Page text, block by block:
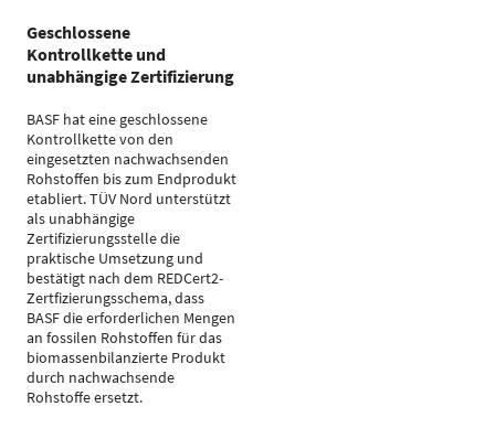
Geschlossene
Kontrollkette und
unabhängige Zertifizierung
BASF hat eine geschlossene
Kontrollkette von den
eingesetzten nachwachsenden
Rohstoffen bis zum Endprodukt
etabliert. TÜV Nord unterstützt
als unabhängige
Zertifizierungsstelle die
praktische Umsetzung und
bestätigt nach dem REDCert2-
Zertfizierungsschema, dass
BASF die erforderlichen Mengen
an fossilen Rohstoffen für das
biomassenbilanzierte Produkt
durch nachwachsende
Rohstoffe ersetzt.